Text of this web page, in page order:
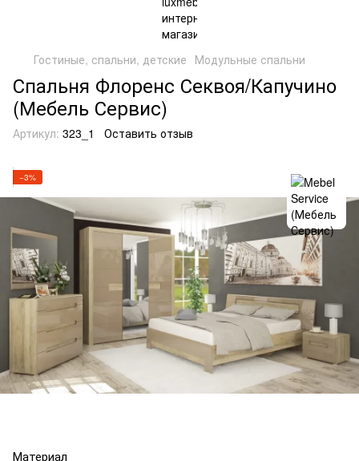
Гостиные, спальни, детские Модульные спальни
Спальня Флоренс Секвоя/Капучино
(Мебель Сервис)
Артикул: 323_1 Оставить отзыв
−3%
Материал